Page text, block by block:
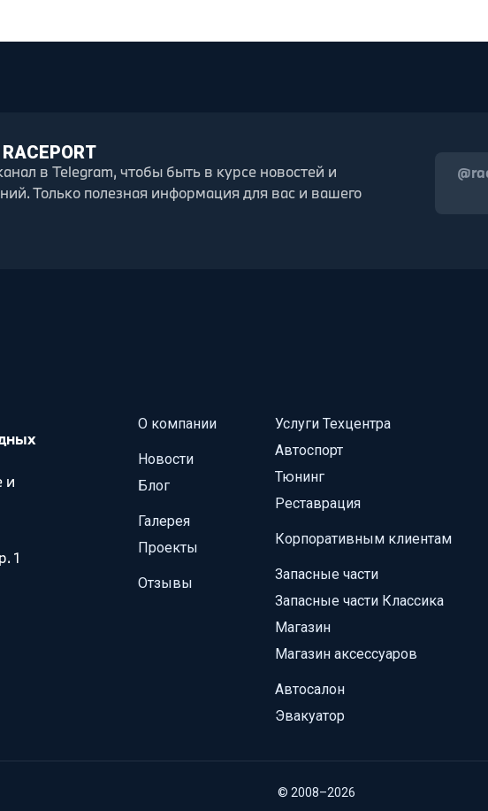
в Telegram, чтобы быть в курсе новостей и
Только полезная информация для вас и вашего
и
1
О компании
Новости
Блог
Галерея
Проекты
Отзывы
Услуги Техцентра
Автоспорт
Тюнинг
Реставрация
Корпоративным клиентам
Запасные части
Запасные части Классика
Магазин
Магазин аксессуаров
Автосалон
Эвакуатор
© 2008–2026